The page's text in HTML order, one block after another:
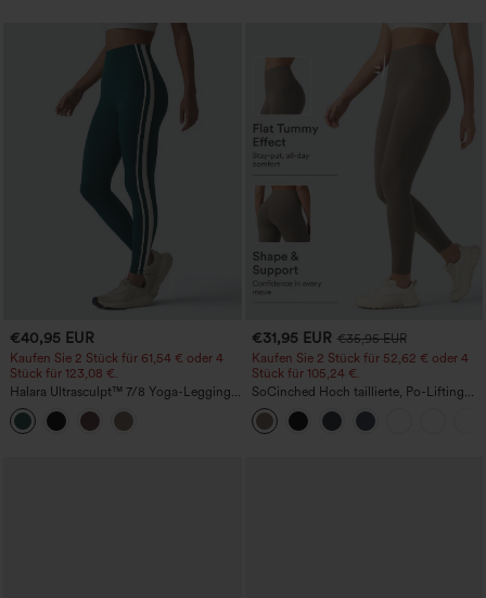
€40,95 EUR
Kaufen Sie 2 Stück für 61,54 € oder 4
Stück für 123,08 €.
Halara Ultrasculpt™ 7/8 Yoga-Leggings
mit hohem Bund, bauchformend und
seitlichem Streifen
€31,95 EUR €35,95 EUR
Kaufen Sie 2 Stück für 52,62 € oder 4
Stück für 105,24 €.
SoCinched Hoch taillierte, Po-Lifting
7/8-Trainingsleggings mit
Bauchkontrolle und Seitentaschen